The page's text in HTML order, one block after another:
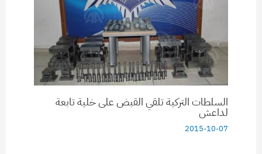
السلطات التركية تلقي القبض على خلية تابعة
لداعش
2015-10-07